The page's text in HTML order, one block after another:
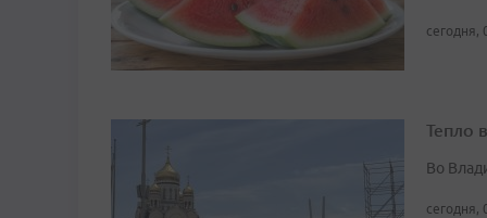
сегодня,
Тепло
Во
сегодня,